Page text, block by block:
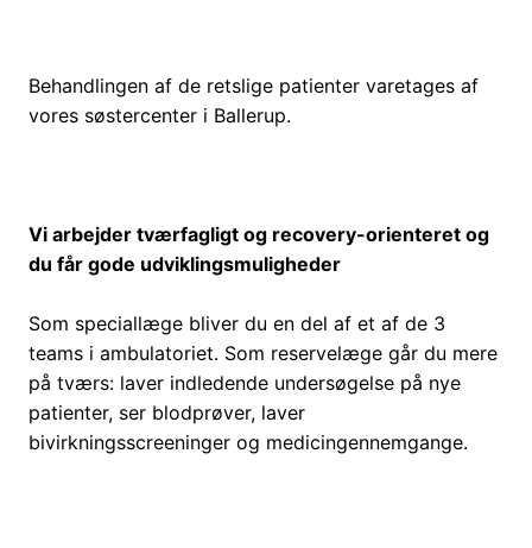
Behandlingen af de retslige patienter varetages af
vores søstercenter i Ballerup.
Vi arbejder tværfagligt og recovery-orienteret og
du får gode udviklingsmuligheder
Som speciallæge bliver du en del af et af de 3
teams i ambulatoriet. Som reservelæge går du mere
på tværs: laver indledende undersøgelse på nye
patienter, ser blodprøver, laver
bivirkningsscreeninger og medicingennemgange.